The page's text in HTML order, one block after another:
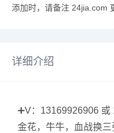
添加时，请备注 24jia.com
详细介绍
➕V：13169926906
金花，牛牛，血战换三